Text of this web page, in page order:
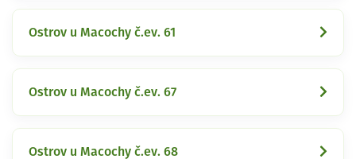
Ostrov u Macochy č.ev. 61
Ostrov u Macochy č.ev. 67
Ostrov u Macochy č.ev. 68